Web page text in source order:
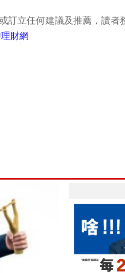
訂立任何建議及推薦，讀
財網